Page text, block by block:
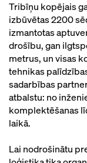
Tribīņu kopējais
izbūvētas 2200
izmantotas
drošību, gan
metrus, un visas
tehnikas
sadarbības
atbalstu: no
komplektēšanas
laikā.
Lai nodrošinātu